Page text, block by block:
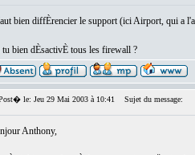
bien diffÈrencier le support (ici Airport, qui a
bien dÈsactivÈ tous les firewall ?
le: Jeu 29 Mai 2003 à 10:41 Sujet du message:
Anthony,